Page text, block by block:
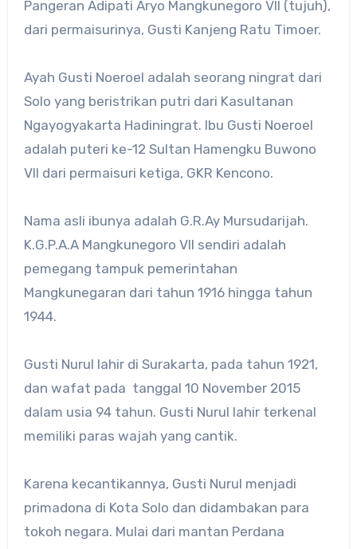
Pangeran Adipati Aryo Mangkunegoro VII (tujuh),
dari permaisurinya, Gusti Kanjeng Ratu Timoer.
Ayah Gusti Noeroel adalah seorang ningrat dari
Solo yang beristrikan putri dari Kasultanan
Ngayogyakarta Hadiningrat. Ibu Gusti Noeroel
adalah puteri ke-12 Sultan Hamengku Buwono
VII dari permaisuri ketiga, GKR Kencono.
Nama asli ibunya adalah G.R.Ay Mursudarijah.
K.G.P.A.A Mangkunegoro VII sendiri adalah
pemegang tampuk pemerintahan
Mangkunegaran dari tahun 1916 hingga tahun
1944.
Gusti Nurul lahir di Surakarta, pada tahun 1921,
dan wafat pada tanggal 10 November 2015
dalam usia 94 tahun. Gusti Nurul lahir terkenal
memiliki paras wajah yang cantik.
Karena kecantikannya, Gusti Nurul menjadi
primadona di Kota Solo dan didambakan para
tokoh negara. Mulai dari mantan Perdana